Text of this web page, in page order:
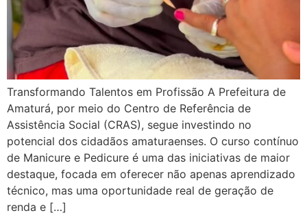
Transformando Talentos em Profissão A Prefeitura de
Amaturá, por meio do Centro de Referência de
Assistência Social (CRAS), segue investindo no
potencial dos cidadãos amaturaenses. O curso contínuo
de Manicure e Pedicure é uma das iniciativas de maior
destaque, focada em oferecer não apenas aprendizado
técnico, mas uma oportunidade real de geração de
renda e […]